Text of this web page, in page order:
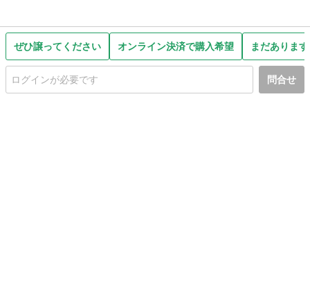
ぜひ譲ってください オンライン決済で購入希望 まだありま
問合せ